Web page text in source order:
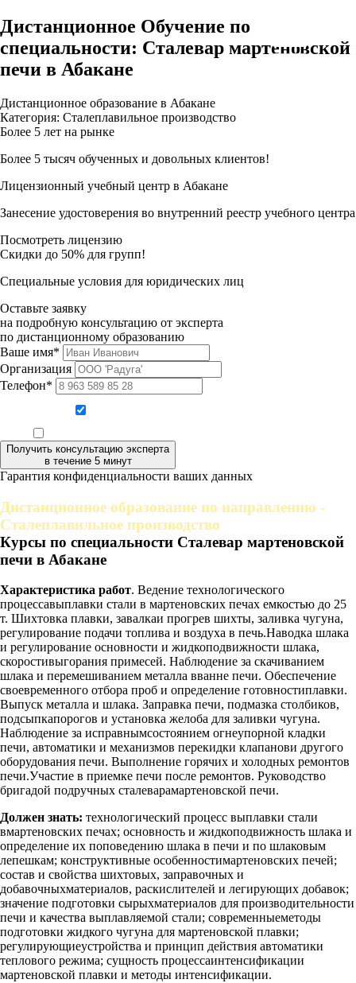
Дистанционное Обучение по
специальности: Сталевар мартеновской
печи в Абакане
Дистанционное образование в Абакане
Категория: Сталеплавильное производство
Более 5 лет на рынке
Более 5 тысяч обученных и довольных клиентов!
Лицензионный учебный центр в Абакане
Занесение удостоверения во внутренний реестр учебного центра
Посмотреть лицензию
Скидки до 50% для групп!
Специальные условия для юридических лиц
Оставьте заявку
на подробную консультацию от эксперта
по дистанционному образованию
Ваше имя*
Организация
Телефон*
Получить консультацию эксперта
в течение 5 минут
Гарантия конфиденциальности ваших данных
Дистанционное образование по направлению -
Сталеплавильное производство
Курсы по специальности Сталевар мартеновской
печи в Абакане
Характеристика работ. Ведение технологического
процессавыплавки стали в мартеновских печах емкостью до 25
т. Шихтовка плавки, завалкаи прогрев шихты, заливка чугуна,
регулирование подачи топлива и воздуха в печь.Наводка шлака
и регулирование основности и жидкоподвижности шлака,
скоростивыгорания примесей. Наблюдение за скачиванием
шлака и перемешиванием металла вванне печи. Обеспечение
своевременного отбора проб и определение готовностиплавки.
Выпуск металла и шлака. Заправка печи, подмазка столбиков,
подсыпкапорогов и установка желоба для заливки чугуна.
Наблюдение за исправнымсостоянием огнеупорной кладки
печи, автоматики и механизмов перекидки клапанови другого
оборудования печи. Выполнение горячих и холодных ремонтов
печи.Участие в приемке печи после ремонтов. Руководство
бригадой подручных сталеварамартеновской печи.
Должен знать: технологический процесс выплавки стали
вмартеновских печах; основность и жидкоподвижность шлака и
определение их поповедению шлака в печи и по шлаковым
лепешкам; конструктивные особенностимартеновских печей;
состав и свойства шихтовых, заправочных и
добавочныхматериалов, раскислителей и легирующих добавок;
значение подготовки сырыхматериалов для производительности
печи и качества выплавляемой стали; современныеметоды
подготовки жидкого чугуна для мартеновской плавки;
регулирующиеустройства и принцип действия автоматики
теплового режима; сущность процессаинтенсификации
мартеновской плавки и методы интенсификации.